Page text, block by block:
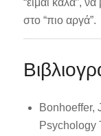
στο “πιο αργά”.
Bonhoeffer,
Psychology